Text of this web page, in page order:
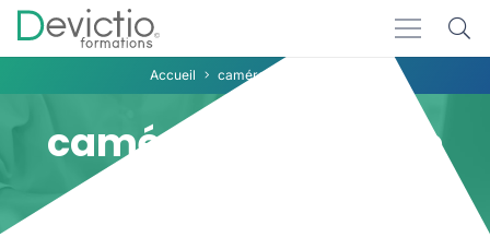
Accueil caméra embarquée
caméra embarquée